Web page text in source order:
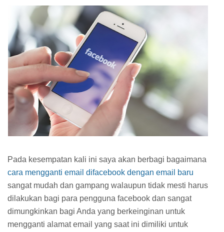
Pada kesempatan kali ini saya akan berbagi bagaimana
cara mengganti email difacebook dengan email baru
sangat mudah dan gampang walaupun tidak mesti harus
dilakukan bagi para pengguna facebook dan sangat
dimungkinkan bagi Anda yang berkeinginan untuk
mengganti alamat email yang saat ini dimiliki untuk